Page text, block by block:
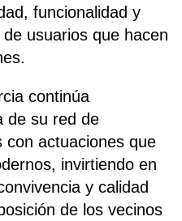
funcionalidad y
usuarios que hacen
continúa
de su red de
con actuaciones que
invirtiendo en
y calidad
de los vecinos